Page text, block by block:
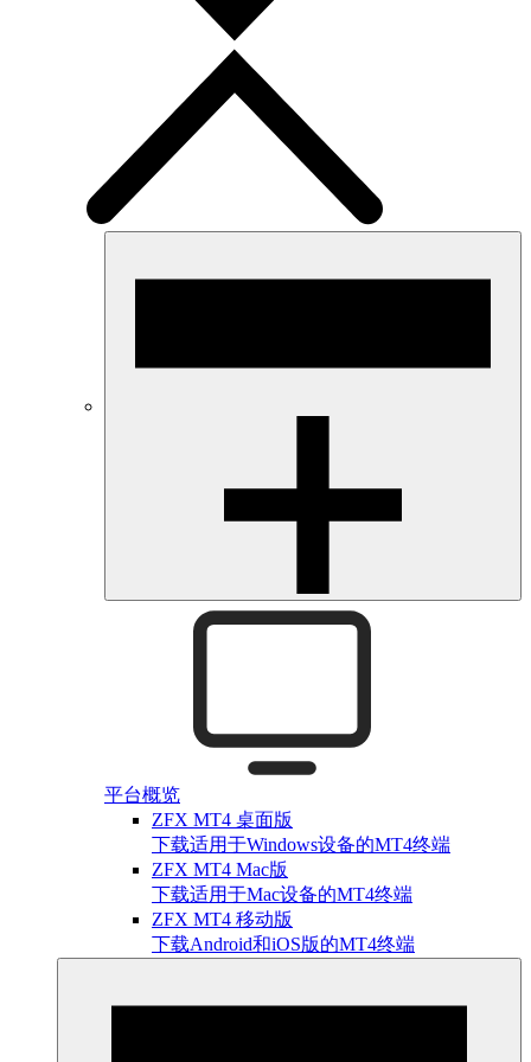
平台概览
ZFX MT4 桌面版
下载适用于Windows设备的MT4终端
ZFX MT4 Mac版
下载适用于Mac设备的MT4终端
ZFX MT4 移动版
下载Android和iOS版的MT4终端